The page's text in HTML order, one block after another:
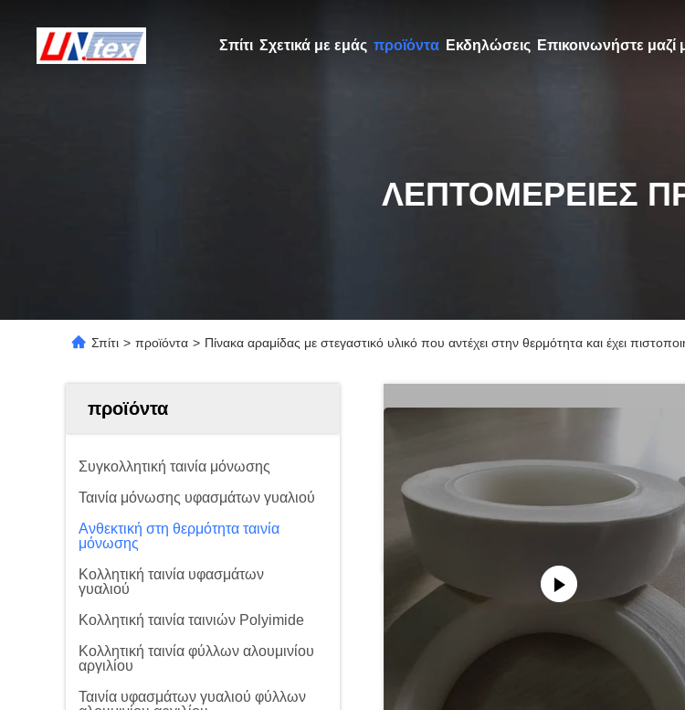
Σπίτι Σχετικά με εμάς προϊόντα Εκδηλώσεις Επικοινωνήστε μαζί
ΛΕΠΤΟΜΈΡΕΙΕΣ
Σπίτι > προϊόντα > Πίνακα αραμίδας με στεγαστικό υλικό που αντέχει στην θερμότητα και έχει
προϊόντα
Συγκολλητική ταινία μόνωσης
Ταινία μόνωσης υφασμάτων γυαλιού
Ανθεκτική στη θερμότητα ταινία
μόνωσης
Κολλητική ταινία υφασμάτων
γυαλιού
Κολλητική ταινία ταινιών Polyimide
Κολλητική ταινία φύλλων αλουμινίου
αργιλίου
Ταινία υφασμάτων γυαλιού φύλλων